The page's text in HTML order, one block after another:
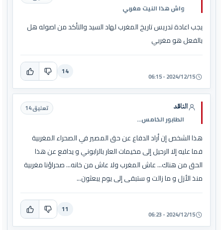
واش هذا النيت مغربي
يجب اعادة تدريس تاريخ المغرب لهاد السيد والتأكد من اصوله هل
بالفعل هو مغربي
2024/12/15 - 06:15
14
الناقد
الطابور الخامس...
تعليق 14
هذا الشخص إن أراد الدفاع عن حق المصير في الصحراء المغربية
فما عليه إلا الرحيل إلى مخيمات العار بالرابوني و يدافع عن هذا
الحق من هناك... عاش المغرب ولا عاش من خانه... صحراؤنا مغربية
منذ الأزل و ما زالت و ستبقى إلى يوم يبعثون...
2024/12/15 - 06:23
11